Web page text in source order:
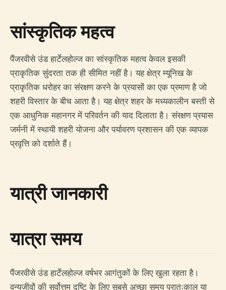
सांस्कृतिक महत्व
पैंजरवीसे उंड हार्टेलहोल्ज का सांस्कृतिक महत्व केवल इसकी
प्राकृतिक सुंदरता तक ही सीमित नहीं है। यह क्षेत्र म्यूनिख के
प्राकृतिक धरोहर का संरक्षण करने के प्रयासों का एक प्रमाण है जो
शहरी विस्तार के बीच आता है। यह क्षेत्र शहर के मध्यकालीन बस्ती से
एक आधुनिक महानगर में परिवर्तन की याद दिलाता है। संरक्षण प्रयास
जर्मनी में स्थायी शहरी योजना और पर्यावरण प्रशासन की एक व्यापक
प्रवृत्ति को दर्शाते हैं।
यात्री जानकारी
यात्रा समय
पैंजरवीसे उंड हार्टेलहोल्ज वर्षभर आगंतुकों के लिए खुला रहता है।
वन्यजीवों की सर्वोत्तम दृष्टि के लिए सबसे अच्छा समय प्रातःकाल या